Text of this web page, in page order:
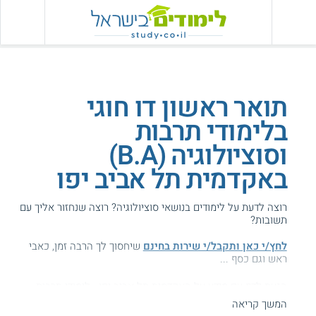
תואר ראשון דו חוגי
בלימודי תרבות
וסוציולוגיה (B.A)
באקדמית תל אביב יפו
רוצה לדעת על לימודים בנושאי סוציולוגיה? רוצה שנחזור אליך עם
תשובות?
לחץ/י כאן ותקבל/י שירות בחינם שיחסוך לך הרבה זמן, כאבי
ראש וגם כסף ...
וסוציולוגיה.
המשך קריאה